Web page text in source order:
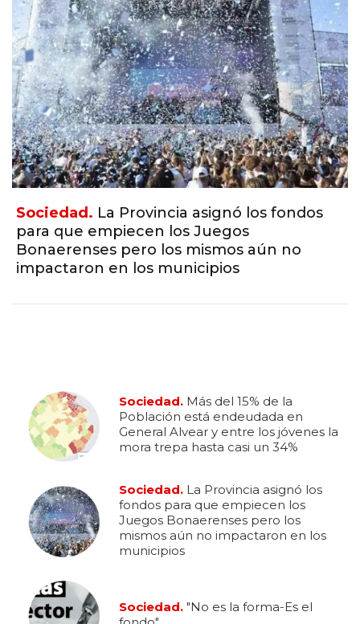
Sociedad. La Provincia asignó los fondos
para que empiecen los Juegos
Bonaerenses pero los mismos aún no
impactaron en los municipios
Sociedad. Más del 15% de la
Población está endeudada en
General Alvear y entre los jóvenes la
mora trepa hasta casi un 34%
Sociedad. La Provincia asignó los
fondos para que empiecen los
Juegos Bonaerenses pero los
mismos aún no impactaron en los
municipios
Sociedad. "No es la forma-Es el